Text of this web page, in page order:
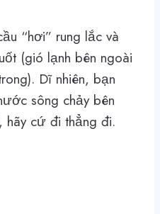
“hơi” rung lắc và
(gió lạnh bên ngoài
Dĩ nhiên, bạn
sông chảy bên
cứ đi thẳng đi.